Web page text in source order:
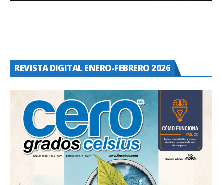
REVISTA DIGITAL ENERO-FEBRERO 2026